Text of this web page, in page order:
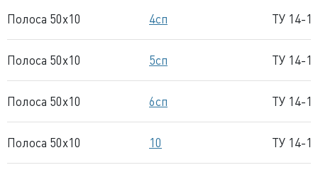
Полоса 50x10 4сп ТУ 14-
Полоса 50x10 5сп ТУ 14-
Полоса 50x10 6сп ТУ 14-
Полоса 50x10 10 ТУ 14-